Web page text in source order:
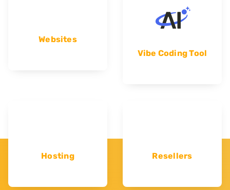
Websites
Vibe Coding Tool
Hosting Resellers